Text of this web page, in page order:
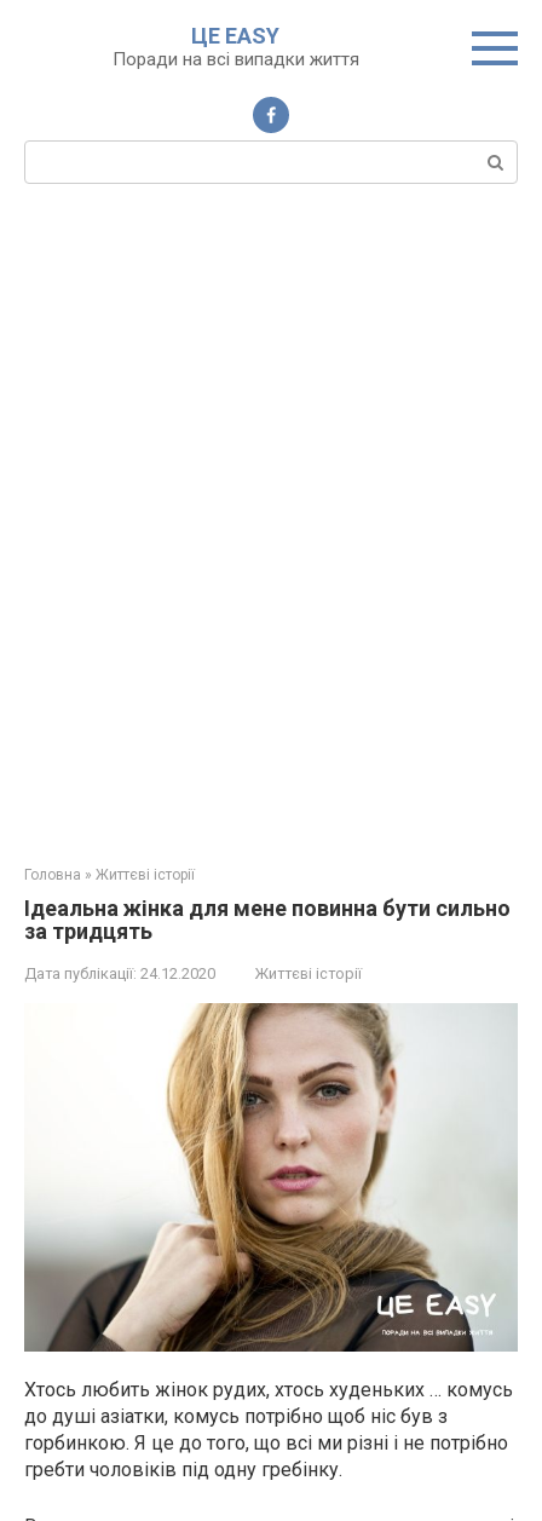
ЦЕ EASY
Поради на всі випадки життя
Пошук:
Головна » Життєві історії
Ідеальна жінка для мене повинна бути сильно
за тридцять
Дата публікації: 24.12.2020 Життєві історії
Хтось любить жінок рудих, хтось худеньких … комусь
до душі азіатки, комусь потрібно щоб ніс був з
горбинкою. Я це до того, що всі ми різні і не потрібно
гребти чоловіків під одну гребінку.